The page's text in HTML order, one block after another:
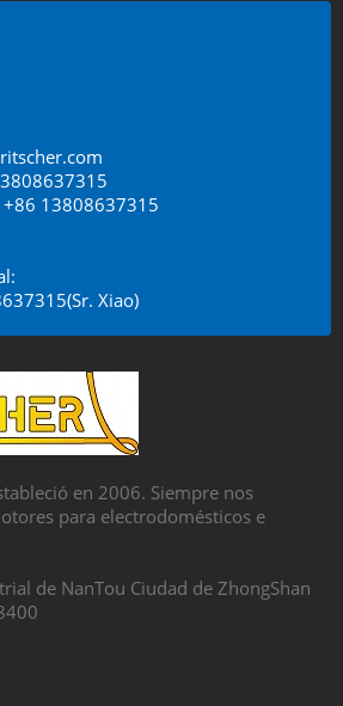
+86 13808637315
Xiao)
en 2006. Siempre nos
para electrodomésticos e
de NanTou Ciudad de ZhongShan